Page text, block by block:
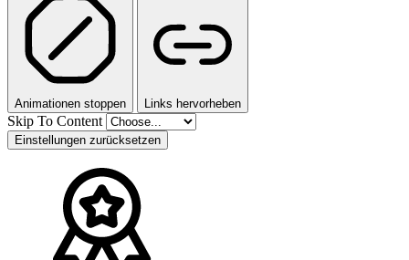
Animationen stoppen Links hervorheben
Skip To Content
Einstellungen zurücksetzen